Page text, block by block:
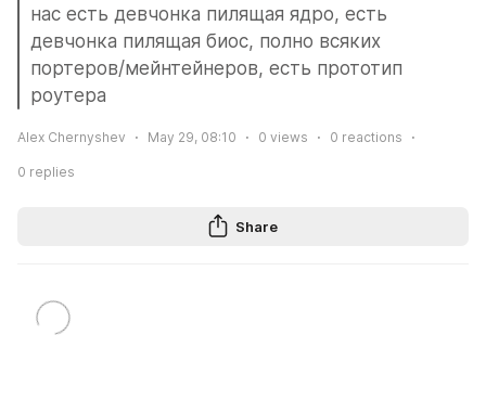
нас есть девчонка пилящая ядро, есть
девчонка пилящая биос, полно всяких
портеров/мейнтейнеров, есть прототип
роутера
Alex Chernyshev May 29, 08:10 0 views 0 reactions
0 replies
Share